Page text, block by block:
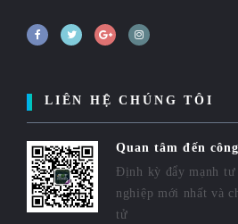
LIÊN HỆ CHÚNG TÔI
Quan tâm đến
Định kỳ đẩy mạnh tư
nghiệp mới nhất và
tử